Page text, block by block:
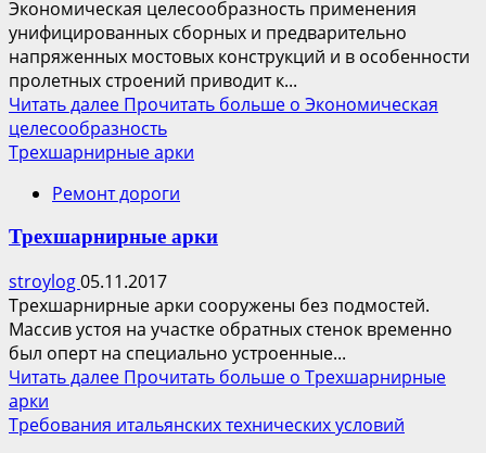
Экономическая целесообразность применения
унифицированных сборных и предварительно
напряженных мостовых конструкций и в особенности
пролетных строений приводит к...
Читать далее Прочитать больше о Экономическая
целесообразность
Трехшарнирные арки
Ремонт дороги
Трехшарнирные арки
stroylog05.11.2017
Трехшарнирные арки сооружены без подмостей.
Массив устоя на участке обратных стенок временно
был оперт на специально устроенные...
Читать далее Прочитать больше о Трехшарнирные
арки
Требования итальянских технических условий